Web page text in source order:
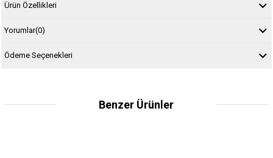
Ürün Özellikleri
Yorumlar(0)
Ödeme Seçenekleri
Benzer Ürünler